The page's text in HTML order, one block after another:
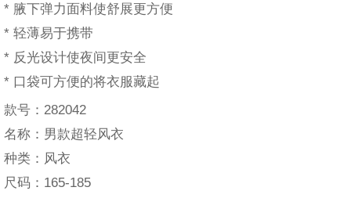
* 腋下弹力面料使舒展更方便
* 轻薄易于携带
* 反光设计使夜间更安全
* 口袋可方便的将衣服藏起
款号：282042
名称：男款超轻风衣
种类：风衣
尺码：165-185